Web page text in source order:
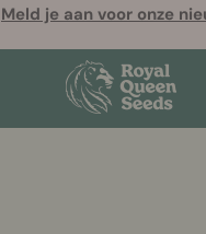
Meld je aan voor onze